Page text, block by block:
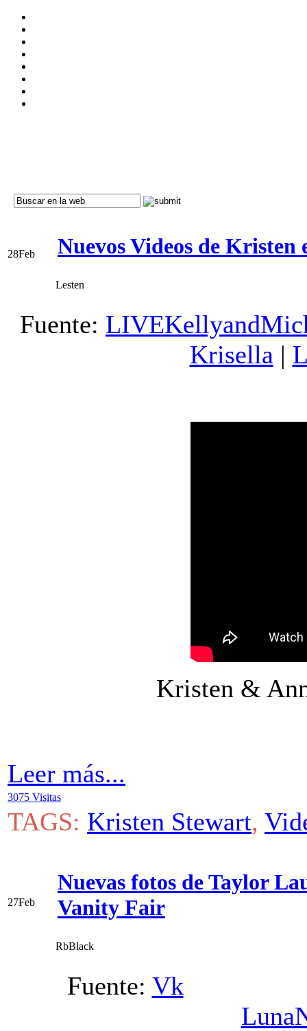
28Feb Nuevos Videos de Kristen
Lesten
Fuente:
Krisella |
Kristen &
Leer más...
3075 Visitas
TAGS: Kristen Stewart,
27Feb
Nuevas fotos de Taylor
Vanity Fair
RbBlack
Fuente: Vk